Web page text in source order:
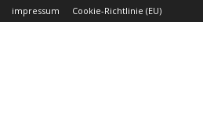
impressum Cookie-Richtlinie (EU)